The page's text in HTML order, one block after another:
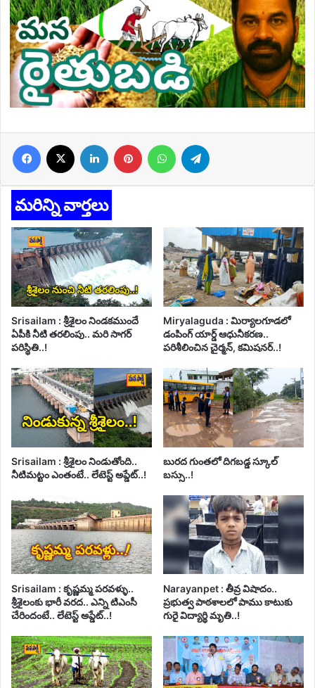
Facebook LinkedIn Pinterest WhatsApp
మరిన్ని వార్తలు
Srisailam : శ్రీశైలం నిండకముందే
ఏపీకి నీటి తరలింపు.. మరి సాగర్
పరిస్థితి..!
Miryalaguda : మిర్యాలగూడలో
డంపింగ్ యార్డ్ ఆధునీకరణ..
పరిశీలించిన చైర్మన్, కమిషనర్..!
Srisailam : శ్రీశైలం నిండుతోంది..
నీటిమట్టం ఎంతంటే.. లేటెస్ట్ అప్డేట్..!
బురద గుంతలో దిగబడ్డ స్కూల్
బస్సు..!
Srisailam : కృష్ణమ్మ పరవళ్ళు..
శ్రీశైలంకు భారీ వరద.. ఎన్ని టిఎంసీ
చేరిందంటే.. లేటెస్ట్ అప్డేట్..!
Narayanpet : తీవ్ర విషాదం..
ప్రభుత్వ పాఠశాలలో పాము కాటుకు
గురై విద్యార్థి మృతి..!